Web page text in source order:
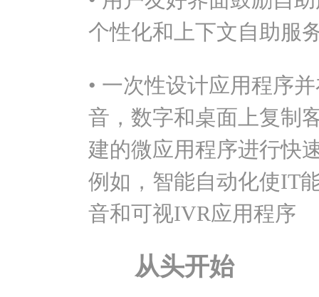
个性化和上下文自助服
• 一次性设计应用程序
音，数字和桌面上复制
建的微应用程序进行快
例如，智能自动化使IT
音和可视IVR应用程序
从头开始